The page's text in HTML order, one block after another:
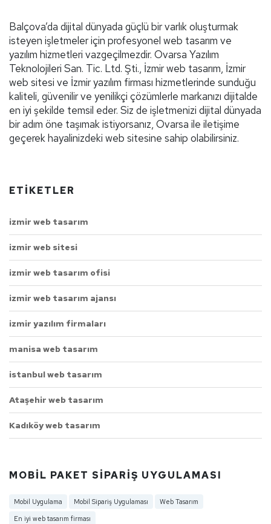
Balçova’da dijital dünyada güçlü bir varlık oluşturmak
isteyen işletmeler için profesyonel web tasarım ve
yazılım hizmetleri vazgeçilmezdir. Ovarsa Yazılım
Teknolojileri San. Tic. Ltd. Şti., İzmir web tasarım, İzmir
web sitesi ve İzmir yazılım firması hizmetlerinde sunduğu
kaliteli, güvenilir ve yenilikçi çözümlerle markanızı dijitalde
en iyi şekilde temsil eder. Siz de işletmenizi dijital dünyada
bir adım öne taşımak istiyorsanız, Ovarsa ile iletişime
geçerek hayalinizdeki web sitesine sahip olabilirsiniz.
ETIKETLER
izmir web tasarım
izmir web sitesi
izmir web tasarım ofisi
izmir web tasarım ajansı
izmir yazılım firmaları
manisa web tasarım
istanbul web tasarım
Ataşehir web tasarım
Kadıköy web tasarım
MOBIL PAKET SIPARIŞ UYGULAMASI
Mobil Uygulama Mobil Sipariş Uygulaması
Web Tasarım
En iyi web tasarım firması